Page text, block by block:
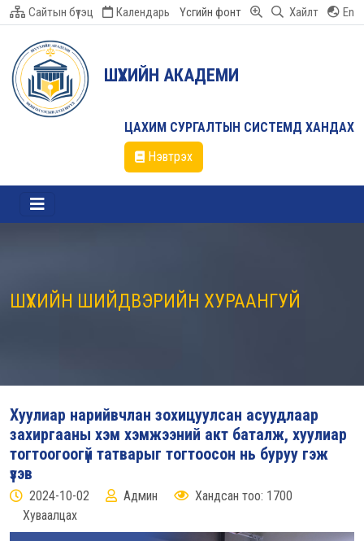
Сайтын бүтэц Календарь Үсгийн фонт Хайлт En
ШҮҮХИЙН АКАДЕМИ
ЦАХИМ СУРГАЛТЫН СИСТЕМД ХАНДАХ
Нэвтрэх
ШҮҮХИЙН ШИЙДВЭРИЙН ХУРААНГУЙ
Хуулиар нарийвчлан зохицуулсан асуудлаар
захиргааны хэм хэмжээний акт баталж, хуулиар
тогтоогоогүй татварыг тогтоосон нь буруу гэж
үзэв
2024-10-02 Админ
Хандсан тоо: 1700
Хуваалцах